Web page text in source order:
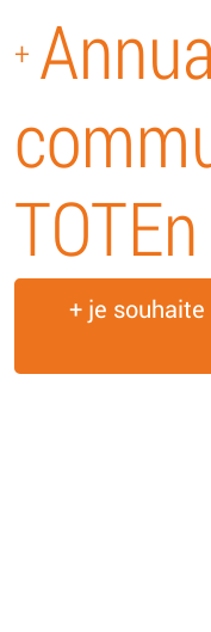
+
TOTEn
+ je